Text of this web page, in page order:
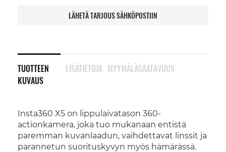
LÄHETÄ TARJOUS SÄHKÖPOSTIIN
TUOTTEEN
KUVAUS
Insta360 X5 on lippulaivatason 360-
actionkamera, joka tuo mukanaan entistä
paremman kuvanlaadun, vaihdettavat linssit ja
parannetun suorituskyvyn myös hämärässä.
LISÄTIETOJA MYYMÄLÄSAATAVUUS